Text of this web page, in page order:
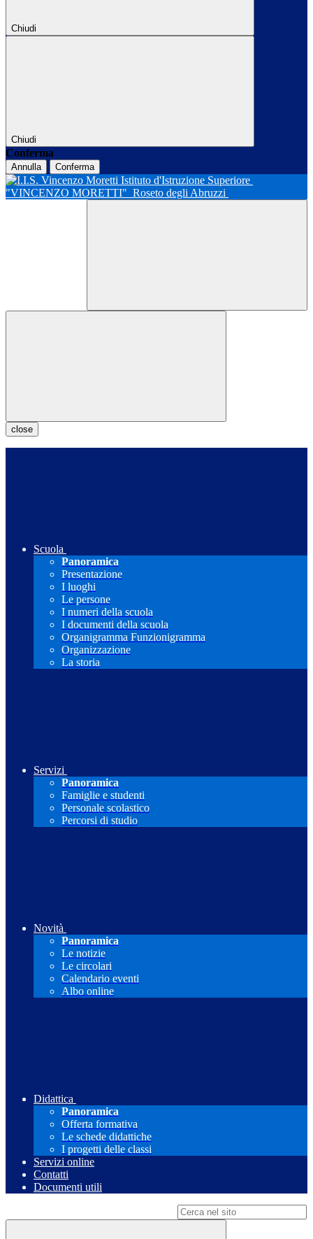
Chiudi
Chiudi
Conferma
Annulla Conferma
Istituto d'Istruzione Superiore
"VINCENZO MORETTI" Roseto degli Abruzzi
close
Scuola
Panoramica
Presentazione
I luoghi
Le persone
I numeri della scuola
I documenti della scuola
Organigramma Funzionigramma
Organizzazione
La storia
Servizi
Panoramica
Famiglie e studenti
Personale scolastico
Percorsi di studio
Novità
Panoramica
Le notizie
Le circolari
Calendario eventi
Albo online
Didattica
Panoramica
Offerta formativa
Le schede didattiche
I progetti delle classi
Servizi online
Contatti
Documenti utili